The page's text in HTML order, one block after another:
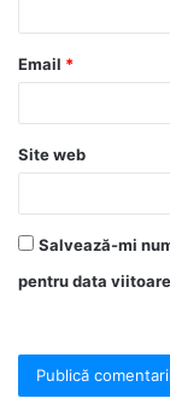
Email *
Site web
Salvează-mi
pentru data